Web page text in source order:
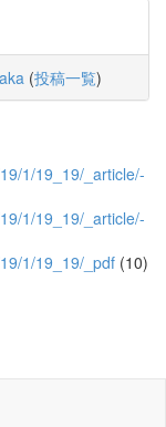
(投稿一覧)
1/19_19/_article/-
1/19_19/_article/-
1/19_19/_pdf (10)